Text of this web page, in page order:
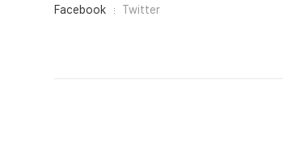
페
Facebook Twitter